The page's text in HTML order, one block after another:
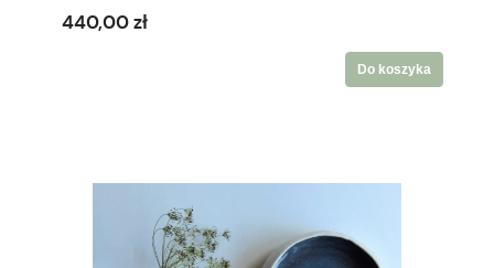
440,00 zł
Do koszyka